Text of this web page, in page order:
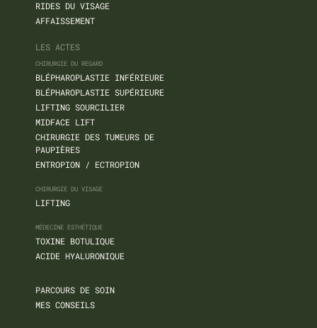
RIDES DU VISAGE
AFFAISSEMENT
LES ACTES
CHIRURGIE DU REGARD
BLÉPHAROPLASTIE INFÉRIEURE
BLÉPHAROPLASTIE SUPÉRIEURE
LIFTING SOURCILIER
MIDFACE LIFT
CHIRURGIE DES TUMEURS DE
PAUPIÈRES
ENTROPION / ECTROPION
CHIRURGIE DU VISAGE
LIFTING
MÉDECINE ESTHÉTIQUE
TOXINE BOTULIQUE
ACIDE HYALURONIQUE
PARCOURS DE SOIN
MES CONSEILS